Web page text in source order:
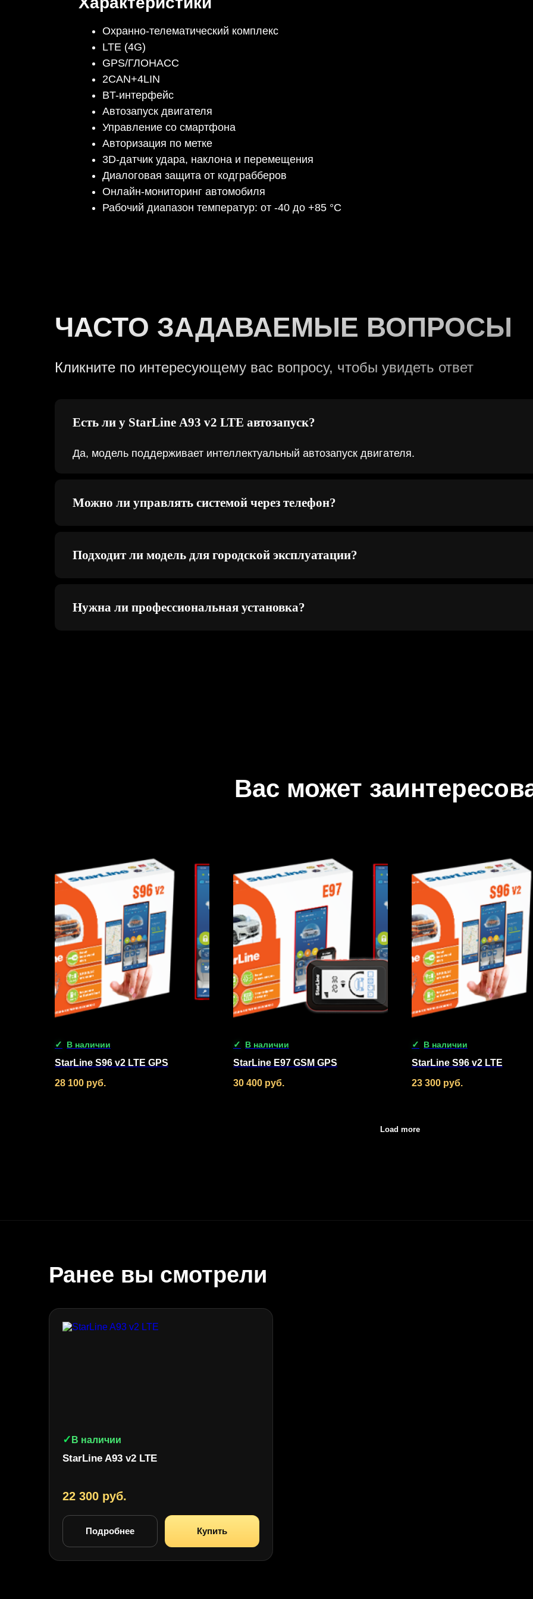
Охранно-телематический комплекс
LTE (4G)
GPS/ГЛОНАСС
2CAN+4LIN
BT-интерфейс
Автозапуск двигателя
Управление со смартфона
Авторизация по метке
3D-датчик удара, наклона и перемещения
Диалоговая защита от кодграбберов
Онлайн-мониторинг автомобиля
Рабочий диапазон температур: от -40 до +85 °C
Кликните по интересующему вас вопросу, чтобы увидеть ответ
ЧАСТО ЗАДАВАЕМЫЕ ВОПРОСЫ
Есть ли у StarLine A93 v2 LTE автозапуск?
Да, модель поддерживает интеллектуальный автозапуск двигателя.
Можно ли управлять системой через телефон?
Подходит ли модель для городской эксплуатации?
Нужна ли профессиональная установка?
Вас может
В наличии
StarLine S96 v2 LTE GPS
28 100 руб.
В наличии
StarLine E97 GSM GPS
30 400 руб.
В наличии
StarLine S96 v2 LTE
23 300 руб.
Load more
Ранее вы смотрели
✓ В наличии
StarLine A93 v2 LTE
22 300 руб.
Подробнее Купить